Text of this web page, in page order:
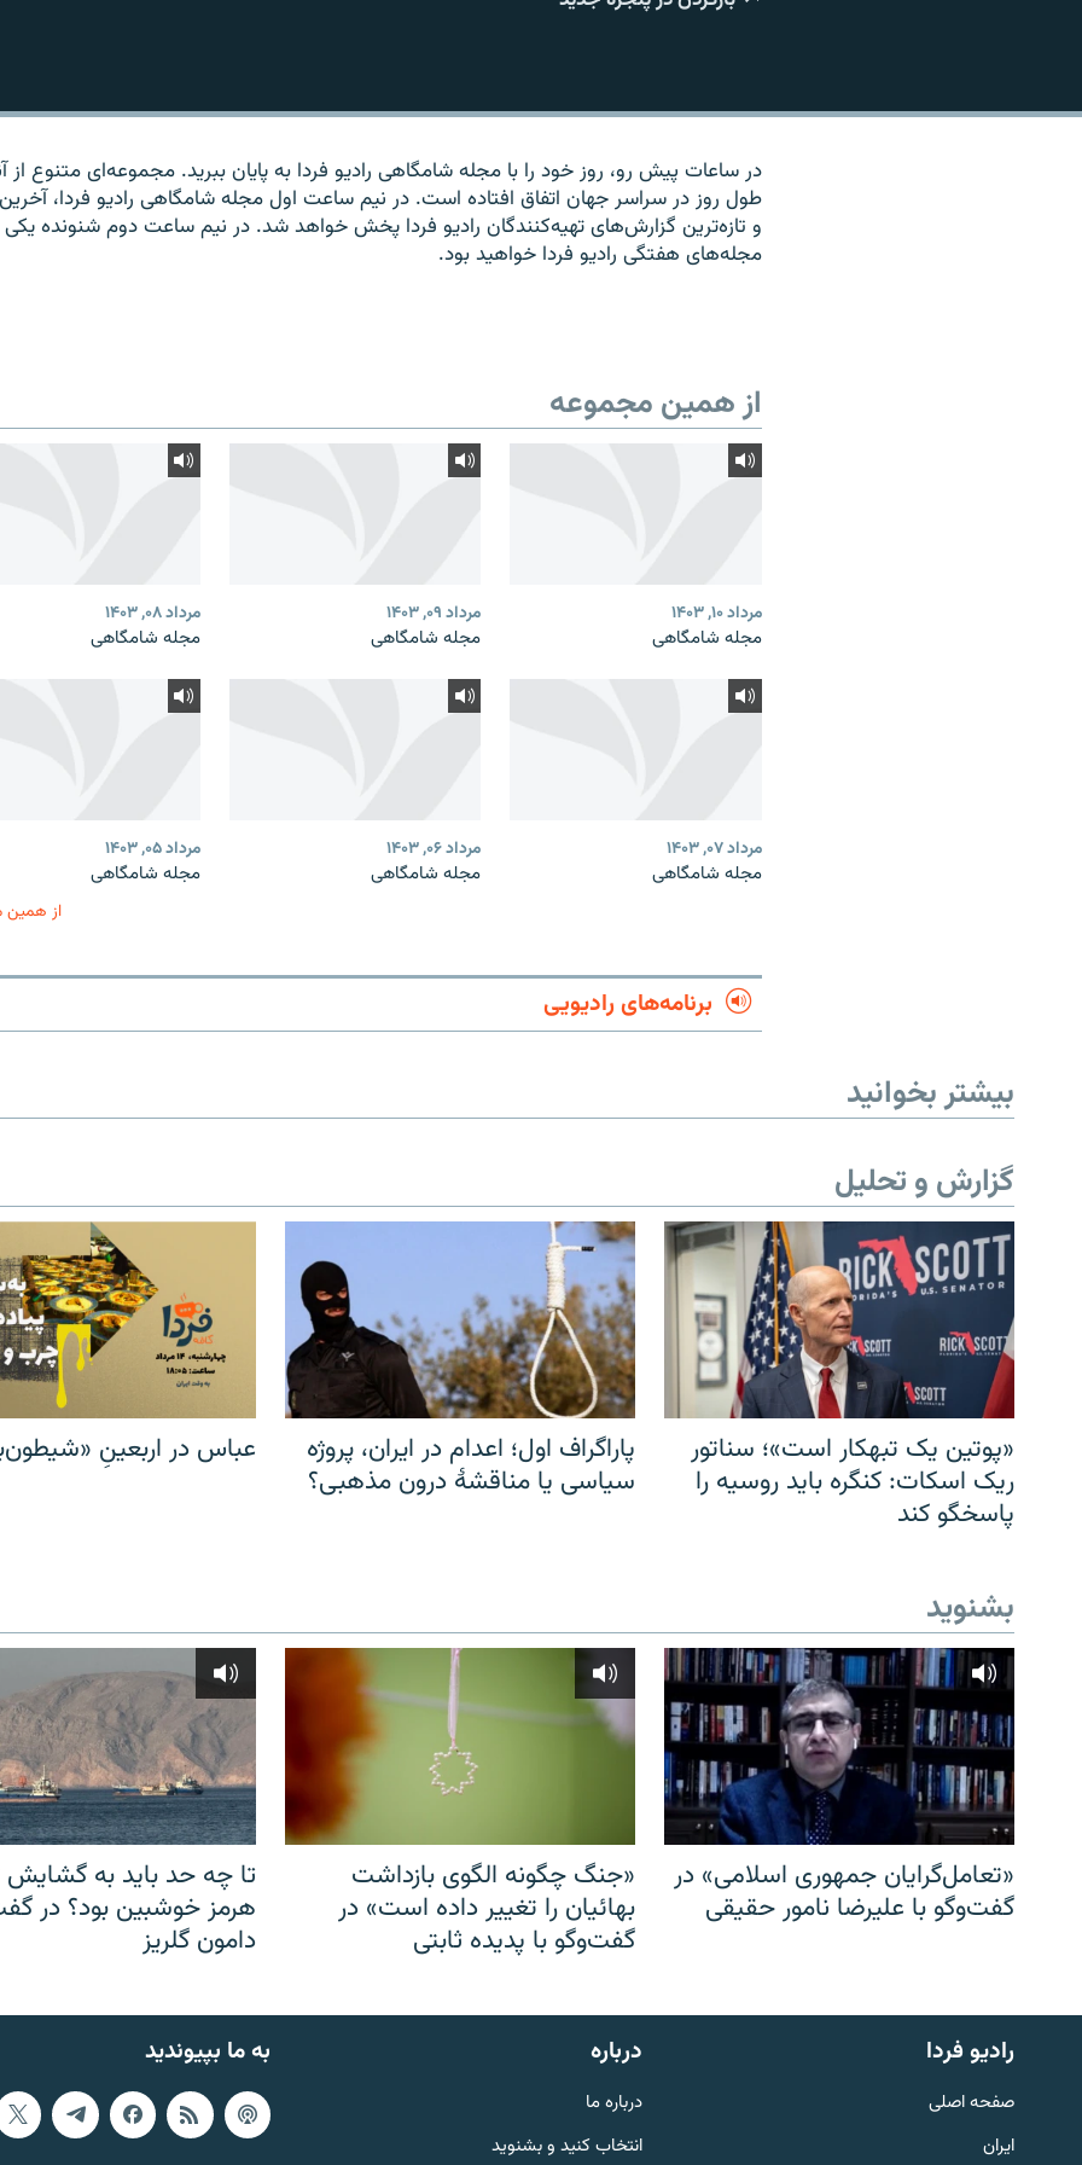
English
به ما بپیوندید
در ساعات پیش رو، روز خود را با مجله شامگاهی رادیو فردا به پایان ببرید. مجموعه‌ای متنوع از
طول روز در سراسر جهان اتفاق افتاده است. در نیم ساعت اول مجله شامگاهی رادیو فردا،
و تازه‌ترین گزارش‌های تهیه‌کنندگان رادیو فردا پخش خواهد شد. در نیم ساعت دوم شنونده یکی
مجله‌های هفتگی رادیو فردا خواهید بود.
از همین مجموعه
مرداد ۱۰, ۱۴۰۳
مجله شامگاهی
مرداد ۰۹, ۱۴۰۳
مجله شامگاهی
مرداد ۰۸, ۱۴۰۳
مجله شامگاهی
مرداد ۰۷, ۱۴۰۳
مجله شامگاهی
مرداد ۰۶, ۱۴۰۳
مجله شامگاهی
مرداد ۰۵, ۱۴۰۳
مجله شامگاهی
از همین
برنامه‌های رادیویی
بیشتر بخوانید
گزارش و تحلیل
«پوتین یک تبهکار است»؛ سناتور
ریک اسکات: کنگره باید روسیه را
پاسخگو کند
پاراگراف اول؛ اعدام در ایران، پروژه
سیاسی یا مناقشهٔ درون مذهبی؟
عباس در اربعینِ
بشنوید
«تعامل‌گرایان جمهوری اسلامی» در
گفت‌وگو با علیرضا نامور حقیقی
«جنگ چگونه الگوی بازداشت
بهائیان را تغییر داده است» در
گفت‌وگو با پدیده ثابتی
تا چه حد باید به گشایش
هرمز خوشبین بود؟ در
دامون گلریز
به ما بپیوندید رادیو فردا
صفحه اصلی
ایران
درباره
درباره ما
انتخاب کنید و بشنوید